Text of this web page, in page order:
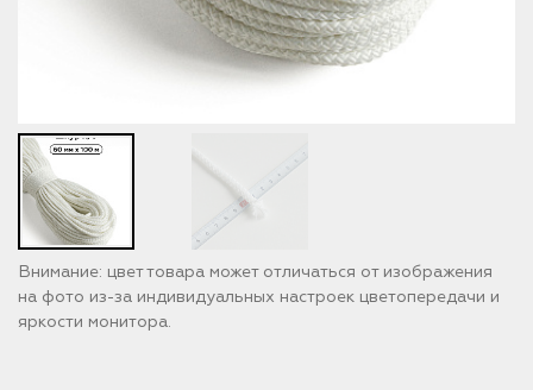
Внимание: цвет товара может отличаться от изображения
на фото из-за индивидуальных настроек цветопередачи и
яркости монитора.